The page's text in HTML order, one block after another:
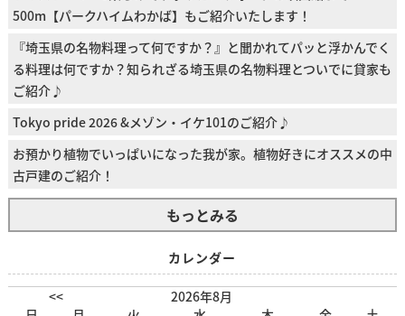
500m【パークハイムわかば】もご紹介いたします！
『埼玉県の名物料理って何ですか？』と聞かれてパッと浮かんでく
る料理は何ですか？知られざる埼玉県の名物料理とついでに貸家も
ご紹介♪
Tokyo pride 2026 &メゾン・イケ101のご紹介♪
お預かり植物でいっぱいになった我が家。植物好きにオススメの中
古戸建のご紹介！
もっとみる
カレンダー
<<
2026年8月